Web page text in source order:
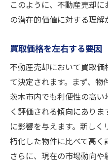
このように、不動産売却
の潜在的価値に対する理解
買取価格を左右する要因
不動産売却において買取
て決定されます。まず、物
茨木市内でも利便性の高
く評価される傾向にあり
に影響を与えます。新し
朽化した物件に比べて高く
さらに、現在の市場動向